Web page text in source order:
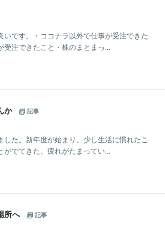
いです。・ココナラ以外で仕事が受注できた
受注できたこと・株のまとまっ...
か
記事
た。新年度が始まり、少し生活に慣れたこ
がでてきた、疲れがたまってい...
所へ
記事